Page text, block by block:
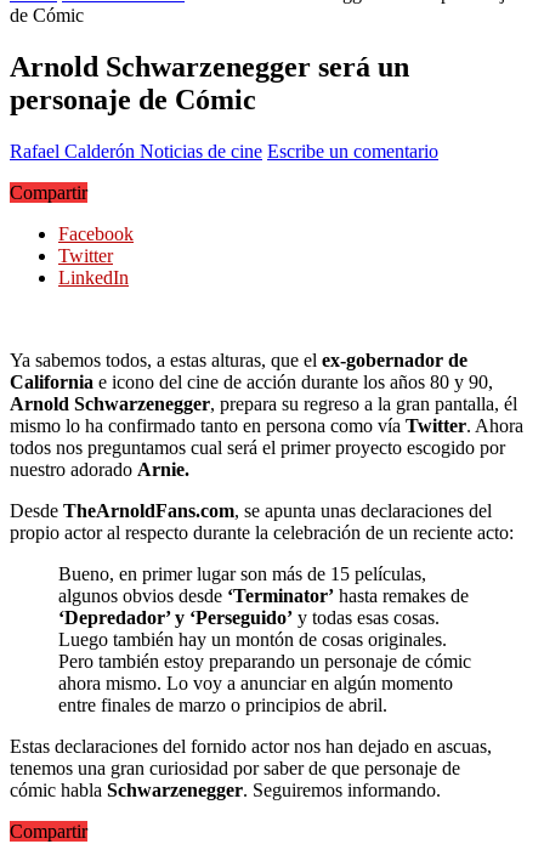
de Cómic
Arnold Schwarzenegger será un
personaje de Cómic
Rafael Calderón Noticias de cine Escribe un comentario
Compartir
Facebook
Twitter
LinkedIn
Ya sabemos todos, a estas alturas, que el ex-gobernador de
California e icono del cine de acción durante los años 80 y 90,
Arnold Schwarzenegger, prepara su regreso a la gran pantalla, él
mismo lo ha confirmado tanto en persona como vía Twitter. Ahora
todos nos preguntamos cual será el primer proyecto escogido por
nuestro adorado Arnie.
Desde TheArnoldFans.com, se apunta unas declaraciones del
propio actor al respecto durante la celebración de un reciente acto:
Bueno, en primer lugar son más de 15 películas,
algunos obvios desde ‘Terminator’ hasta remakes de
‘Depredador’ y ‘Perseguido’ y todas esas cosas.
Luego también hay un montón de cosas originales.
Pero también estoy preparando un personaje de cómic
ahora mismo. Lo voy a anunciar en algún momento
entre finales de marzo o principios de abril.
Estas declaraciones del fornido actor nos han dejado en ascuas,
tenemos una gran curiosidad por saber de que personaje de
cómic habla Schwarzenegger. Seguiremos informando.
Compartir